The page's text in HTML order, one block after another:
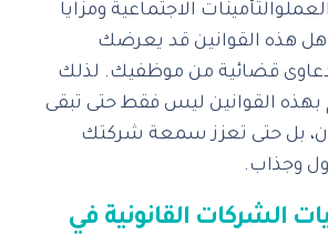
الاجتماعية ومزايا
هذه القوانين قد يعرضك
دعاوى قضائية من موظفيك. لذلك
بهذه القوانين ليس فقط حتى تبقى
بل حتى تعزز سمعة شركتك
وجذاب.
الشركات القانونية في